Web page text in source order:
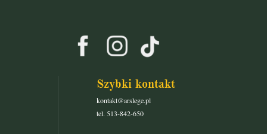
Szybki kontakt
kontakt@arslege.pl
tel. 513-842-650